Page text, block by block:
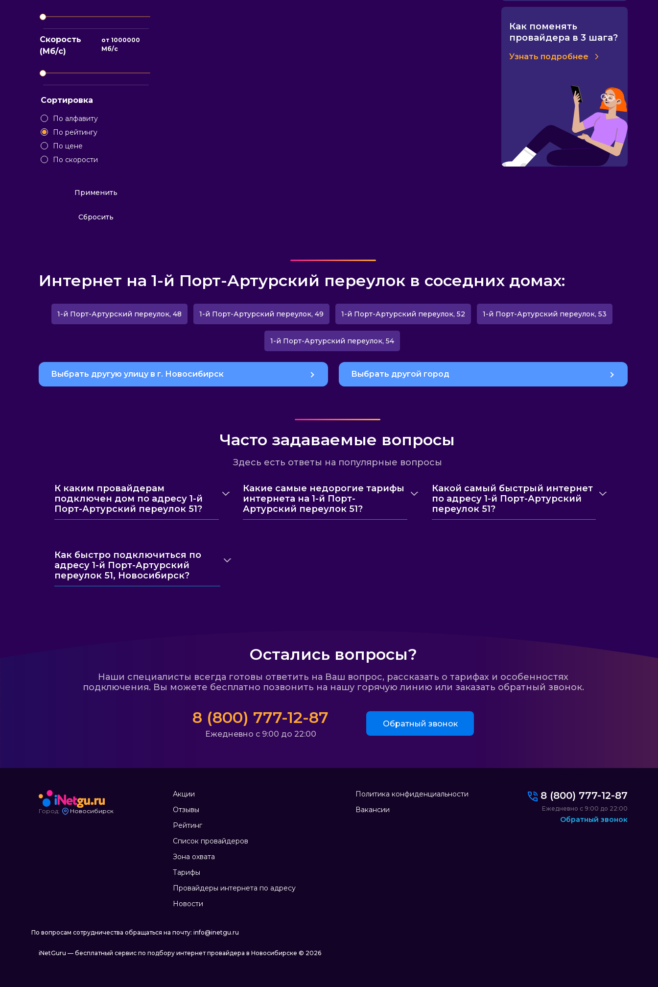
Скорость
(Мб/с)
от1000000
Мб/с
Сортировка
По алфавиту
По рейтингу
По цене
По скорости
Применить
Сбросить
Как поменять
провайдера в 3 шага?
Узнать подробнее
Интернет на 1-й Порт-Артурский переулок в соседних домах:
1-й Порт-Артурский переулок, 48 1-й Порт-Артурский переулок, 49 1-й Порт-Артурский переулок, 52 1-й Порт-Артурский переулок, 53
1-й Порт-Артурский переулок, 54
Выбрать другую улицу в г. Новосибирск Выбрать другой город
Часто задаваемые вопросы
Здесь есть ответы на популярные вопросы
К каким провайдерам
подключен дом по адресу 1-й
Порт-Артурский переулок 51?
Какие самые недорогие тарифы
интернета на 1-й Порт-
Артурский переулок 51?
Какой самый быстрый интернет
по адресу 1-й Порт-Артурский
переулок 51?
Как быстро подключиться по
адресу 1-й Порт-Артурский
переулок 51, Новосибирск?
Остались вопросы?
Наши специалисты всегда готовы ответить на Ваш вопрос, рассказать о тарифах и особенностях
подключения. Вы можете бесплатно позвонить на нашу горячую линию или заказать обратный звонок.
8 (800) 777-12-87
Ежедневно с 9:00 до 22:00
Обратный звонок
Город: Новосибирск
Акции
Отзывы
Рейтинг
Список провайдеров
Зона охвата
Тарифы
Провайдеры интернета по адресу
Новости
Политика конфиденциальности
Вакансии
8 (800) 777-12-87
Ежедневно с 9:00 до 22:00
Обратный звонок
По вопросам сотрудничества обращаться на почту: info@inetgu.ru
iNetGuru — бесплатный сервис по подбору интернет провайдера в Новосибирске © 2026